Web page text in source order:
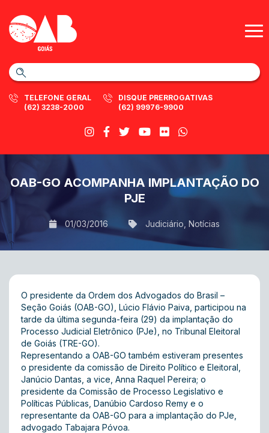
TELEFONE GERAL
(62) 3238-2000
DISQUE PRERROGATIVAS
(62) 99976-9900
OAB-GO ACOMPANHA IMPLANTAÇÃO DO
PJE
01/03/2016 Judiciário Notícias
O presidente da Ordem dos Advogados do Brasil –
Seção Goiás (OAB-GO), Lúcio Flávio Paiva, participou na
tarde da última segunda-feira (29) da implantação do
Processo Judicial Eletrônico (PJe), no Tribunal Eleitoral
de Goiás (TRE-GO).
Representando a OAB-GO também estiveram presentes
o presidente da comissão de Direito Político e Eleitoral,
Janúcio Dantas, a vice, Anna Raquel Pereira; o
presidente da Comissão de Processo Legislativo e
Políticas Públicas, Danúbio Cardoso Remy e o
representante da OAB-GO para a implantação do PJe,
advogado Tabajara Póvoa.